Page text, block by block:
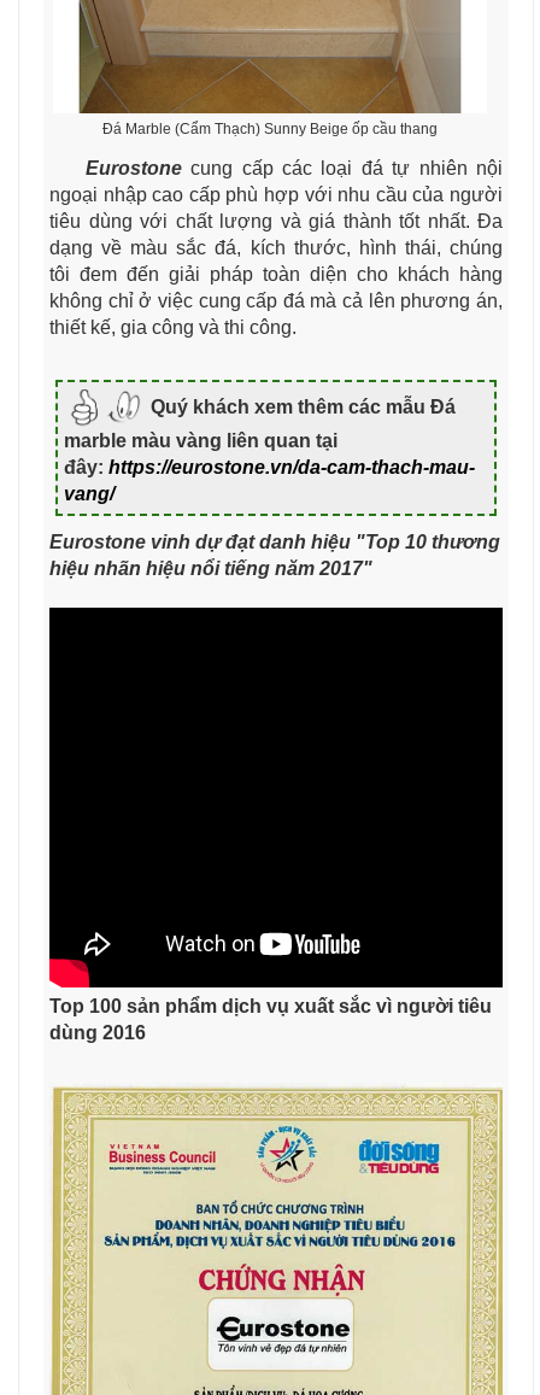
Đá Marble (Cẩm Thạch) Sunny Beige ốp cầu thang
Eurostonecung cấp các loại đá tự nhiên nội
ngoại nhập cao cấp phù hợp với nhu cầu của người
tiêu dùng với chất lượng và giá thành tốt nhất. Đa
dạng về màu sắc đá, kích thước, hình thái, chúng
tôi đem đến giải pháp toàn diện cho khách hàng
không chỉ ở việc cung cấp đá mà cả lên phương án,
thiết kế, gia công và thi công.
Quý khách xem thêm các mẫu Đá
marble màu vàng liên quan tại
đây: https://eurostone.vn/da-cam-thach-mau-
vang/
Eurostone vinh dự đạt danh hiệu "Top 10 thương
hiệu nhãn hiệu nổi tiếng năm 2017"
Top 100 sản phẩm dịch vụ xuất sắc vì người tiêu
dùng 2016